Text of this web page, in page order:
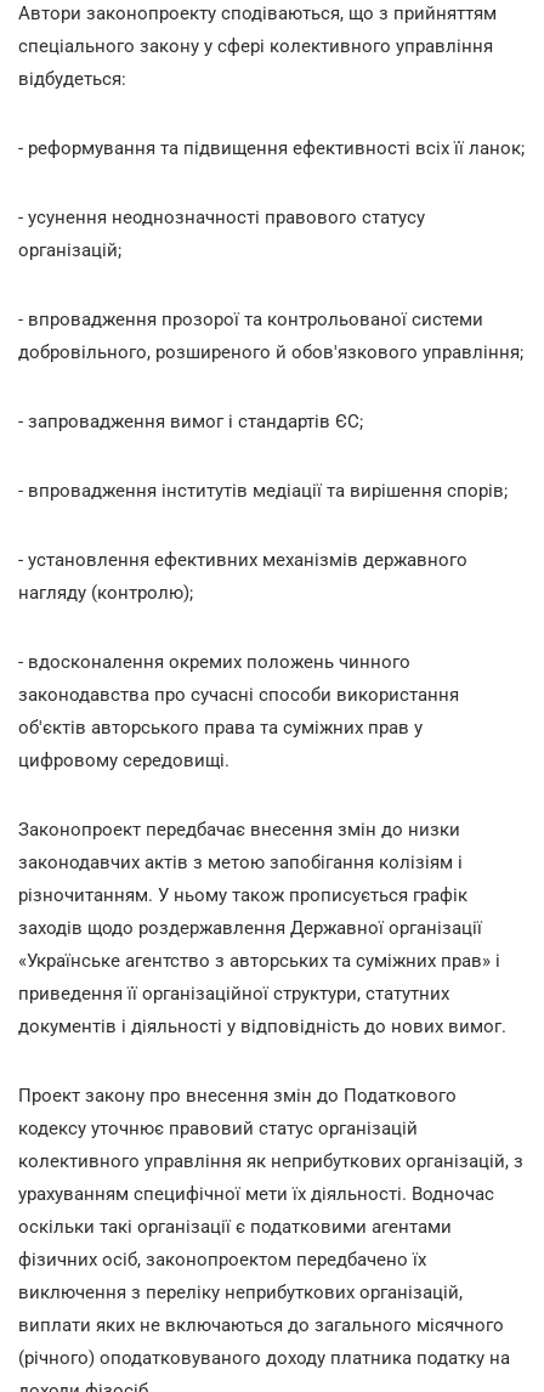
Автори законопроекту сподіваються, що з прийняттям
спеціального закону у сфері колективного управління
відбудеться:
- реформування та підвищення ефективності всіх її ланок;
- усунення неоднозначності правового статусу
організацій;
- впровадження прозорої та контрольованої системи
добровільного, розширеного й обов'язкового управління;
- запровадження вимог і стандартів ЄС;
- впровадження інститутів медіації та вирішення спорів;
- установлення ефективних механізмів державного
нагляду (контролю);
- вдосконалення окремих положень чинного
законодавства про сучасні способи використання
об'єктів авторського права та суміжних прав у
цифровому середовищі.
Законопроект передбачає внесення змін до низки
законодавчих актів з метою запобігання колізіям і
різночитанням. У ньому також прописується графік
заходів щодо роздержавлення Державної організації
«Українське агентство з авторських та суміжних прав» і
приведення її організаційної структури, статутних
документів і діяльності у відповідність до нових вимог.
Проект закону про внесення змін до Податкового
кодексу уточнює правовий статус організацій
колективного управління як неприбуткових організацій, з
урахуванням специфічної мети їх діяльності. Водночас
оскільки такі організації є податковими агентами
фізичних осіб, законопроектом передбачено їх
виключення з переліку неприбуткових організацій,
виплати яких не включаються до загального місячного
(річного) оподатковуваного доходу платника податку на